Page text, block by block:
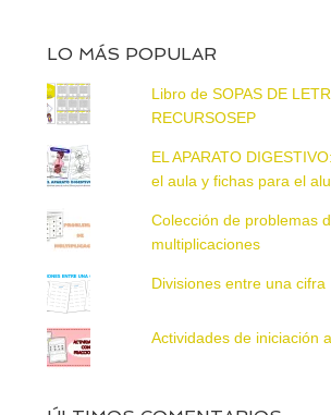
LO MÁS POPULAR
Libro de SOPAS DE
RECURSOSEP
EL APARATO
el aula y fichas para el
Colección de problemas
multiplicaciones
Divisiones entre una cifra
Actividades de iniciación